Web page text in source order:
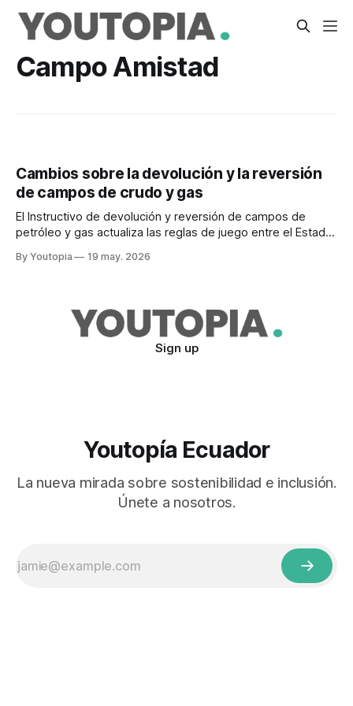
Campo Amistad
Cambios sobre la devolución y la reversión
de campos de crudo y gas
El Instructivo de devolución y reversión de campos de
petróleo y gas actualiza las reglas de juego entre el Estado
By Youtopia 19 may. 2026
Sign up
Youtopía Ecuador
La nueva mirada sobre sostenibilidad e inclusión.
Únete a nosotros.